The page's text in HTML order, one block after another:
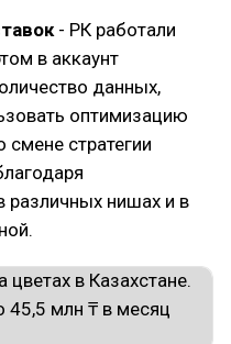
- РК работали
в аккаунт
данных,
оптимизацию
стратегии
различных нишах и в